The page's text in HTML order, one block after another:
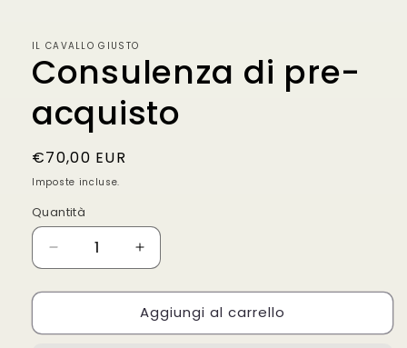
finestra
modale
IL CAVALLO GIUSTO
Consulenza di pre-
acquisto
Prezzo
di
€70,00 EUR
Imposte incluse.
Quantità
Quantità
Diminuisci
quantità
per
di
Aumenta
quantità
per
Consulenza
di
Aggiungi al carrello